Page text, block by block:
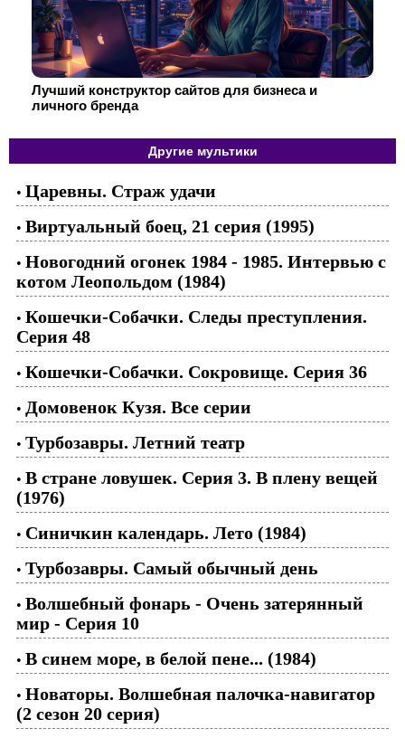
Лучший конструктор сайтов для бизнеса и
личного бренда
Другие мультики
• Царевны. Страж удачи
• Виртуальный боец, 21 серия (1995)
• Новогодний огонек 1984 - 1985. Интервью с
котом Леопольдом (1984)
• Кошечки-Собачки. Следы преступления.
Серия 48
• Кошечки-Собачки. Сокровище. Серия 36
• Домовенок Кузя. Все серии
• Турбозавры. Летний театр
• В стране ловушек. Серия 3. В плену вещей
(1976)
• Синичкин календарь. Лето (1984)
• Турбозавры. Самый обычный день
• Волшебный фонарь - Очень затерянный
мир - Серия 10
• В синем море, в белой пене... (1984)
• Новаторы. Волшебная палочка-навигатор
(2 сезон 20 серия)